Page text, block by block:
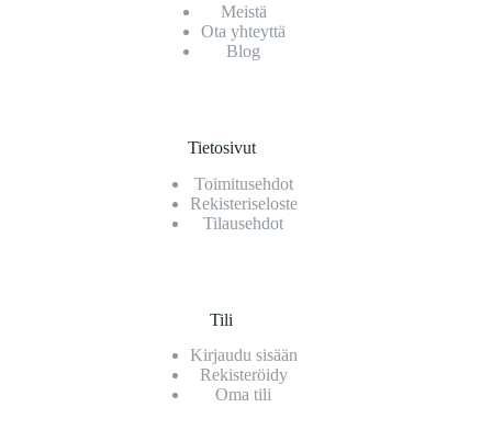
Meistä
Ota yhteyttä
Blog
Tietosivut
Toimitusehdot
Rekisteriseloste
Tilausehdot
Tili
Kirjaudu sisään
Rekisteröidy
Oma tili